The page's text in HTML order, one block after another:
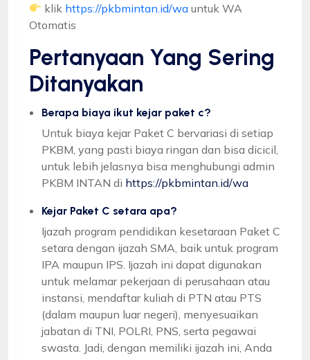
klik https://pkbmintan.id/wa untuk WA
Otomatis
Pertanyaan Yang Sering
Ditanyakan
Berapa biaya ikut kejar paket c?
Untuk biaya kejar Paket C bervariasi di setiap
PKBM, yang pasti biaya ringan dan bisa dicicil,
untuk lebih jelasnya bisa menghubungi admin
PKBM INTAN di https://pkbmintan.id/wa
Kejar Paket C setara apa?
Ijazah program pendidikan kesetaraan Paket C
setara dengan ijazah SMA, baik untuk program
IPA maupun IPS. Ijazah ini dapat digunakan
untuk melamar pekerjaan di perusahaan atau
instansi, mendaftar kuliah di PTN atau PTS
(dalam maupun luar negeri), menyesuaikan
jabatan di TNI, POLRI, PNS, serta pegawai
swasta. Jadi, dengan memiliki ijazah ini, Anda